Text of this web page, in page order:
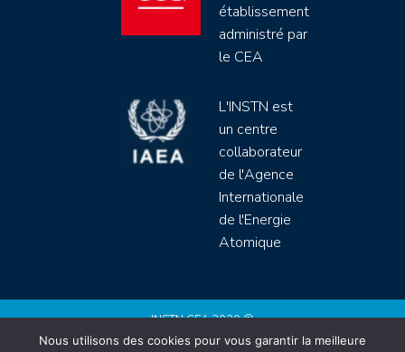
établissement
administré par
le CEA
L'INSTN est
un centre
collaborateur
de l'Agence
Internationale
de l'Energie
Atomique
INSTN CEA 2020 ©
Politique de protection de données (rgpd)
Nous utilisons des cookies pour vous garantir la meilleure